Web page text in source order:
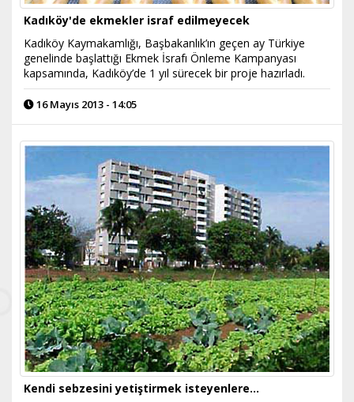
Kadıköy'de ekmekler israf edilmeyecek
Kadıköy Kaymakamlığı, Başbakanlık’ın geçen ay Türkiye
genelinde başlattığı Ekmek İsrafı Önleme Kampanyası
kapsamında, Kadıköy’de 1 yıl sürecek bir proje hazırladı.
16 Mayıs 2013 - 14:05
Kendi sebzesini yetiştirmek isteyenlere...